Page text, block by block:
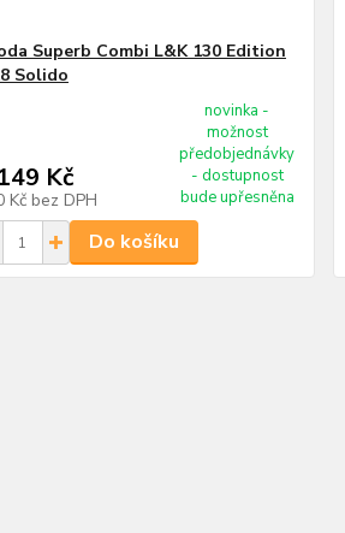
Superb Combi L&K 130 Edition
Solido
Kč
Kč bez DPH
novinka -
možnost
předobjednávky
- dostupnost
bude upřesněna
Do košíku